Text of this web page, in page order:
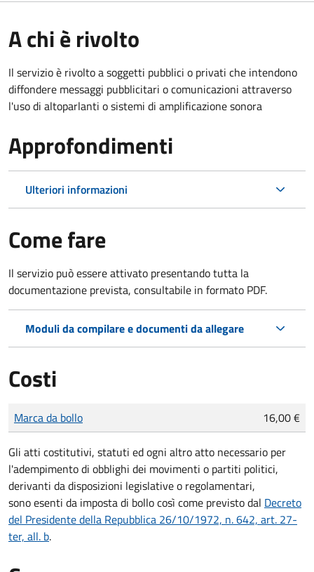
A chi è rivolto
Il servizio è rivolto a soggetti pubblici o privati che intendono
diffondere messaggi pubblicitari o comunicazioni attraverso
l'uso di altoparlanti o sistemi di amplificazione sonora
Approfondimenti
Ulteriori informazioni
Come fare
Il servizio può essere attivato presentando tutta la
documentazione prevista, consultabile in formato PDF.
Moduli da compilare e documenti da allegare
Costi
Tipo di pagamento
Importo
Marca da bollo 16,00 €
Gli atti costitutivi, statuti ed ogni altro atto necessario per
l'adempimento di obblighi dei movimenti o partiti politici,
derivanti da disposizioni legislative o regolamentari,
sonoesenti da imposta di bollocosì come previsto dal Decreto
del Presidente della Repubblica 26/10/1972, n. 642, art. 27-
ter, all. b.